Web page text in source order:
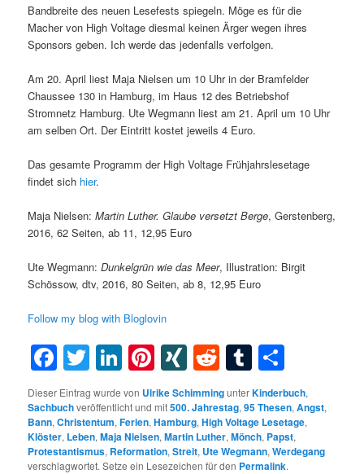
Bandbreite des neuen Lesefests spiegeln. Möge es für die
Macher von High Voltage diesmal keinen Ärger wegen ihres
Sponsors geben. Ich werde das jedenfalls verfolgen.
Am 20. April liest Maja Nielsen um 10 Uhr in der Bramfelder
Chaussee 130 in Hamburg, im Haus 12 des Betriebshof
Stromnetz Hamburg. Ute Wegmann liest am 21. April um 10 Uhr
am selben Ort. Der Eintritt kostet jeweils 4 Euro.
Das gesamte Programm der High Voltage Frühjahrslesetage
findet sich hier.
Maja Nielsen:Martin Luther. Glaube versetzt Berge, Gerstenberg,
2016, 62 Seiten, ab 11, 12,95 Euro
Ute Wegmann:Dunkelgrün wie das Meer, Illustration: Birgit
Schössow, dtv, 2016, 80 Seiten, ab 8, 12,95 Euro
Follow my blog with Bloglovin
Facebook
Twitter
LinkedIn
Pinterest
XINGRedditTumblr
Dieser Eintrag wurde von Ulrike SchimmingunterKinderbuch,
Sachbuchveröffentlicht und mit500. Jahrestag,95 Thesen,Angst,
Bann,Christentum,Ferien,Hamburg,High Voltage Lesetage,
Klöster, Leben,Maja Nielsen,Martin Luther,Mönch, Papst,
Protestantismus, Reformation,Streit, Ute Wegmann,Werdegang
verschlagwortet. Setze ein Lesezeichen für den Permalink.